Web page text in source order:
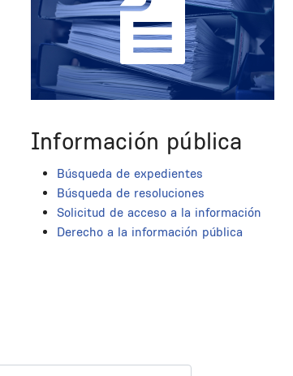
Información pública
Búsqueda de expedientes
Búsqueda de resoluciones
Solicitud de acceso a la información
Derecho a la información pública